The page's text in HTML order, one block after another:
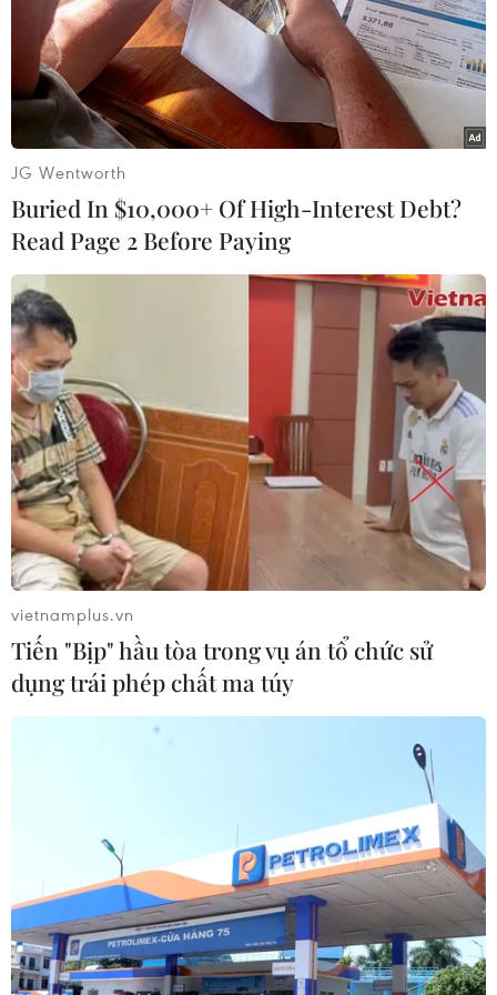
#Acinetobacter Baumannii
#Bệnh nội khoa tim mạch
#Áp xe trung thất
#Bệnh viện Đa khoa Trung ương Cần Thơ
Theo dõi VietnamPlus
TIN LIÊN QUAN
JG Wentworth
Buried In $10,000+ Of High-Interest Debt?
Read Page 2 Before Paying
vietnamplus.vn
Tiến "Bịp" hầu tòa trong vụ án tổ chức sử
dụng trái phép chất ma túy